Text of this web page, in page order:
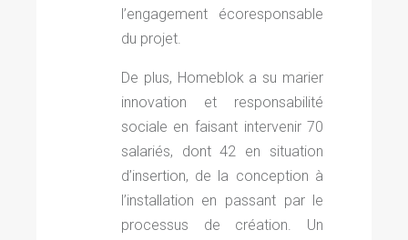
l’engagement écoresponsable
du projet.
De plus, Homeblok a su marier
innovation et responsabilité
sociale en faisant intervenir 70
salariés, dont 42 en situation
d’insertion, de la conception à
l’installation en passant par le
processus de création. Un